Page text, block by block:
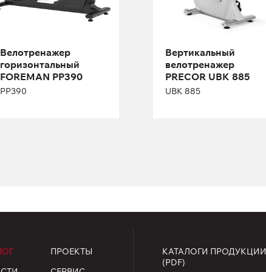
Велотренажер
горизонтальный
FOREMAN PP390
PP390
Вертикальный
велотренажер
PRECOR UBK 885
UBK 885
Длина:
1000 см
Ширина:
ПРОЕКТЫ КАТАЛОГИ ПРОДУКЦИИ
(PDF)